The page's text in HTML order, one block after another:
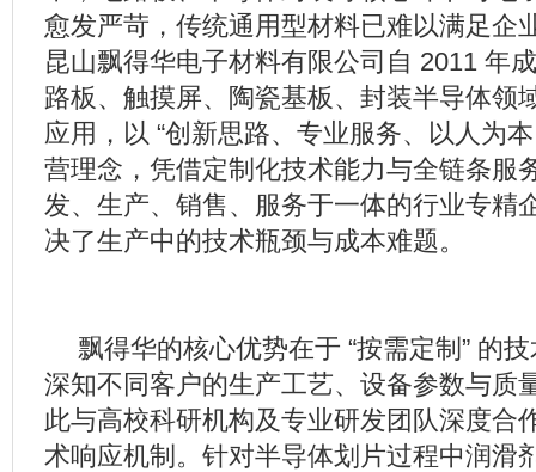
愈发严苛，传统通用型材料已难以满足企
昆山飘得华电子材料有限公司自 2011 年
路板、触摸屏、陶瓷基板、封装半导体领
应用，以 “创新思路、专业服务、以人为
营理念，凭借定制化技术能力与全链条服
发、生产、销售、服务于一体的行业专精
决了生产中的技术瓶颈与成本难题。
飘得华的核心优势在于 “按需定制” 的
深知不同客户的生产工艺、设备参数与质
此与高校科研机构及专业研发团队深度合
术响应机制。针对半导体划片过程中润滑